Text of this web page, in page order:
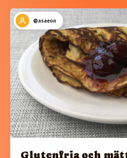
@asaeon
Glutenfria och